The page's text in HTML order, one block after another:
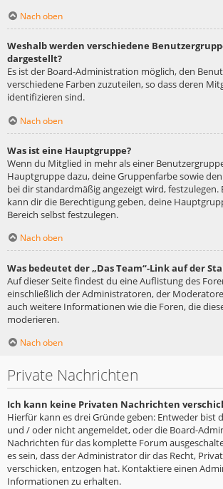
Nach oben
Weshalb werden verschiedene
dargestellt?
Es ist der Board-Administration möglich, den
verschiedene Farben zuzuteilen, so dass deren
identifizieren sind.
Nach oben
Was ist eine Hauptgruppe?
Wenn du Mitglied in mehr als einer
Hauptgruppe dazu, deine Gruppenfarbe sowie
bei dir standardmäßig angezeigt wird,
kann dir die Berechtigung geben, deine
Bereich selbst festzulegen.
Nach oben
Was bedeutet der „Das Team“-Link auf der
Auf dieser Seite findest du eine Auflistung des
einschließlich der Administratoren, der
auch weitere Informationen wie die Foren, die
moderieren.
Nach oben
Private Nachrichten
Ich kann keine Privaten Nachrichten
Hierfür kann es drei Gründe geben: Entweder bist
und / oder nicht angemeldet, oder die Board-
Nachrichten für das komplette Forum
es sein, dass der Administrator dir das Recht,
verschicken, entzogen hat. Kontaktiere einen
Informationen zu erhalten.